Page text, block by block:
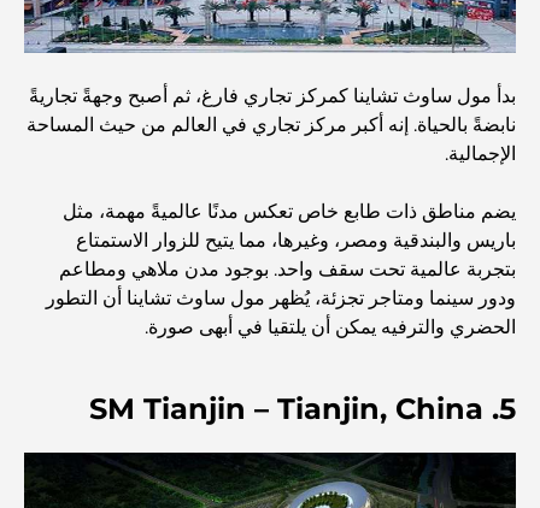
الخارجية
أفضل شركات نقل الأثاث في دبي: دليل شامل
نخلة جبل علي مقابل نخلة جميرا: مقارنة واضحة لمشتري
اكتشف جزيرة القمر في دبي: دليلك الأمثل
بدأ مول ساوث تشاينا كمركز تجاري فارغ، ثم أصبح وجهةً تجاريةً
نابضةً بالحياة. إنه أكبر مركز تجاري في العالم من حيث المساحة
الإجمالية.
يضم مناطق ذات طابع خاص تعكس مدنًا عالميةً مهمة، مثل
باريس والبندقية ومصر، وغيرها، مما يتيح للزوار الاستمتاع
بتجربة عالمية تحت سقف واحد. بوجود مدن ملاهي ومطاعم
ودور سينما ومتاجر تجزئة، يُظهر مول ساوث تشاينا أن التطور
الحضري والترفيه يمكن أن يلتقيا في أبهى صورة.
5. SM Tianjin – Tianjin, China